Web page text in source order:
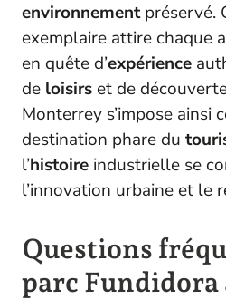
environnementpréservé.
exemplaire attire chaque
en quête d’expérience
de loisirs et de
Monterrey s’impose ainsi
destination phare du
l’histoire industrielle se
l’innovation urbaine et le
Questions
parc Fundidora